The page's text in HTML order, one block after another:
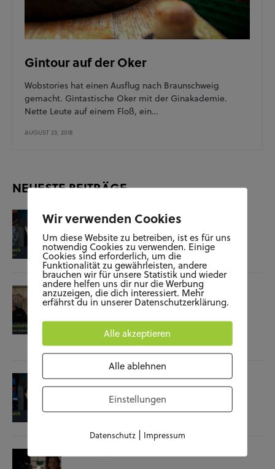
Gintour auf der Oker
Wobstories hat einen Ausflug nach Braunschweig
gemacht. Gintastische Oker mit der Ginakademie.
Nette Leute auf einem Floß, ein…
AUGUST 23, 2018
NEUESTE BEITRÄGE
KUNST UND KULTUR SOZIALES
Film-Check “The Terminator”
04.11.25
SOZIALES WISSENSCHAFT & NATUR
Raumausstatterin – (k)ein Beruf mit
Zukunft?
KUNST UND KULTUR SOZIALES
Film-Check “Christine”
Wir verwenden Cookies
Um diese Website zu betreiben, ist es für uns
notwendig Cookies zu verwenden. Einige
Cookies sind erforderlich, um die
Funktionalität zu gewährleisten, andere
brauchen wir für unsere Statistik und wieder
andere helfen uns dir nur die Werbung
anzuzeigen, die dich interessiert. Mehr
erfährst du in unserer Datenschutzerklärung.
Alle akzeptieren
Alle ablehnen
Einstellungen
Datenschutz| Impressum